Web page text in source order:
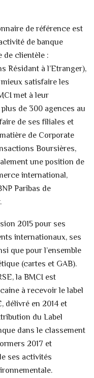
de référence est
de banque
de clientèle :
Résidant à l’Etranger),
satisfaire les
met à leur
de 300 agences au
de ses filiales et
de Corporate
Boursières,
une position de
international,
Paribas de
2015 pour ses
internationaux, ses
que pour l’ensemble
(cartes et GAB).
la BMCI est
à recevoir le label
délivré en 2014 et
du Label
dans le classement
2017 et
ses activités